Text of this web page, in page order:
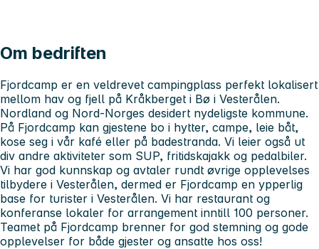
Om bedriften
Fjordcamp er en veldrevet campingplass perfekt lokalisert
mellom hav og fjell på Kråkberget i Bø i Vesterålen.
Nordland og Nord-Norges desidert nydeligste kommune.
På Fjordcamp kan gjestene bo i hytter, campe, leie båt,
kose seg i vår kafé eller på badestranda. Vi leier også ut
div andre aktiviteter som SUP, fritidskajakk og pedalbiler.
Vi har god kunnskap og avtaler rundt øvrige opplevelses
tilbydere i Vesterålen, dermed er Fjordcamp en ypperlig
base for turister i Vesterålen. Vi har restaurant og
konferanse lokaler for arrangement inntill 100 personer.
Teamet på Fjordcamp brenner for god stemning og gode
opplevelser for både gjester og ansatte hos oss!